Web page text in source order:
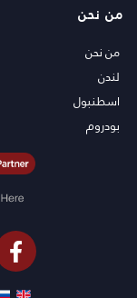
فلل بودروم
شقق للبيع في انطاليا
منازل انطاليا
من نحن
من نحن
لندن
اسطنبول
بودروم